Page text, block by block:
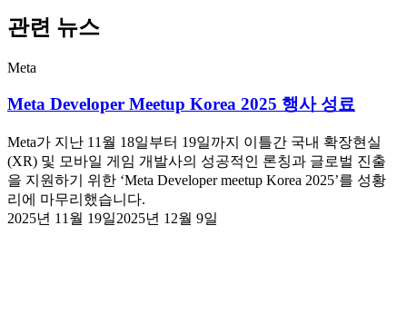
관련 뉴스
Meta
Meta Developer Meetup Korea 2025 행사 성료
Meta가 지난 11월 18일부터 19일까지 이틀간 국내 확장현실
(XR) 및 모바일 게임 개발사의 성공적인 론칭과 글로벌 진출
을 지원하기 위한 ‘Meta Developer meetup Korea 2025’를 성황
리에 마무리했습니다.
2025년 11월 19일2025년 12월 9일